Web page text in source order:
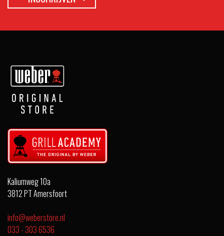
Kaliumweg 10a
3812 PT Amersfoort
info@weberstore.nl
033 - 303 6536